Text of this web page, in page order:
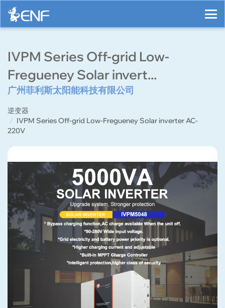
IVPM Series Off-grid Low-
Fregueney Solar invert...
广州菲利斯太阳能科技有限公司
逆变器
IVPM Series Off-grid Low-Fregueney Solar inverter AC-
220V